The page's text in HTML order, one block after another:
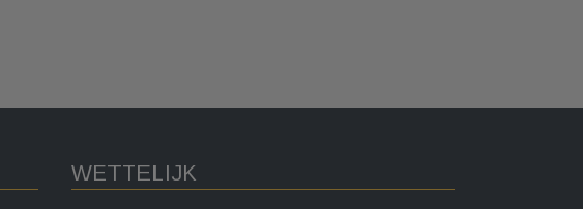
WETTELIJK